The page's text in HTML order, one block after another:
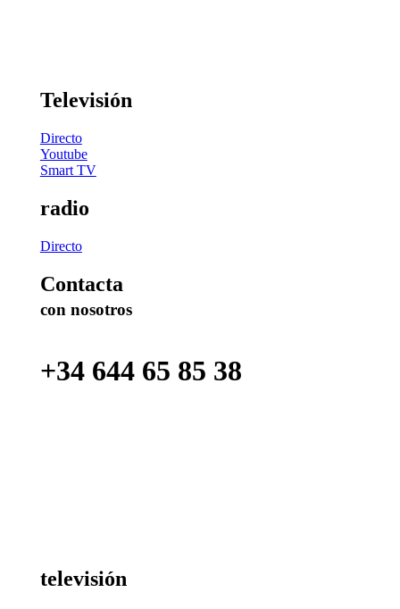
Televisión
Directo
Youtube
Smart TV
radio
Directo
Contacta
con nosotros
+34 644 65 85 38
televisión